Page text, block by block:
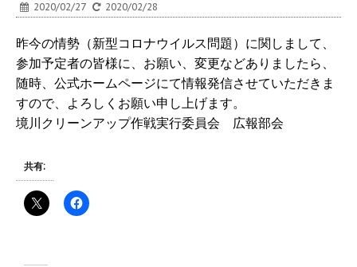
2020/02/27 2020/02/28
昨今の情勢（新型コロナウイルス問題）に関しまして、
参加予定者の皆様に、お願い、変更などありましたら、
随時、公式ホームページにて情報発信させていただきま
すので、よろしくお願い申し上げます。
境川クリーンアップ作戦実行委員会 広報部会
共有: